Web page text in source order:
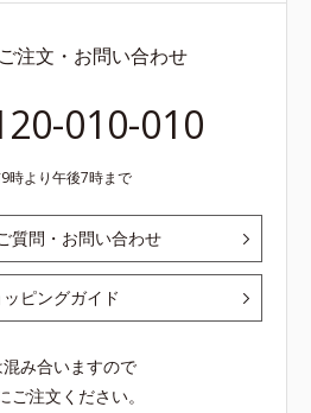
注文・お問い合わせ
010-010
時より午後7時まで
質問・お問い合わせ
ピングガイド
混み合いますので
ご注文ください。